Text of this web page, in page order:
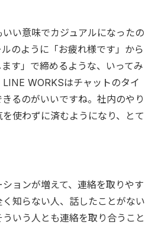
い意味でカジュアルになったの
のように「お疲れ様です」から
す」で締めるような、いってみ
WORKSはチャットのタイ
るのがいいですね。社内のやり
使わずに済むようになり、とて
ョンが増えて、連絡を取りやす
知らない人、話したことがない
いう人とも連絡を取り合うこと